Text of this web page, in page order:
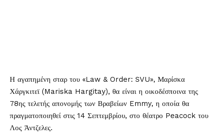
Η αγαπημένη σταρ του «Law & Order: SVU», Μαρίσκα
Χάργκιτεϊ (Mariska Hargitay), θα είναι η οικοδέσποινα της
78ης τελετής απονομής των Βραβείων Emmy, η οποία θα
πραγματοποιηθεί στις 14 Σεπτεμβρίου, στο θέατρο Peacock του
Λος Άντζελες.